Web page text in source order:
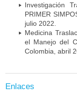
Investigación
PRIMER
julio 2022.
Medicina
el Manejo del
Colombia, abril
Enlaces